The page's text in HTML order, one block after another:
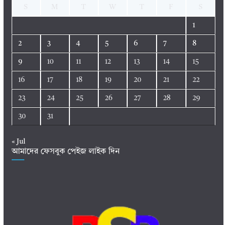
1
2 3 4 5 6 7 8
9 10 11 12 13 14 15
16 17 18 19 20 21 22
23 24 25 26 27 28 29
30 31
« Jul
আমাদের ফেসবুক পেইজ লাইক দিন